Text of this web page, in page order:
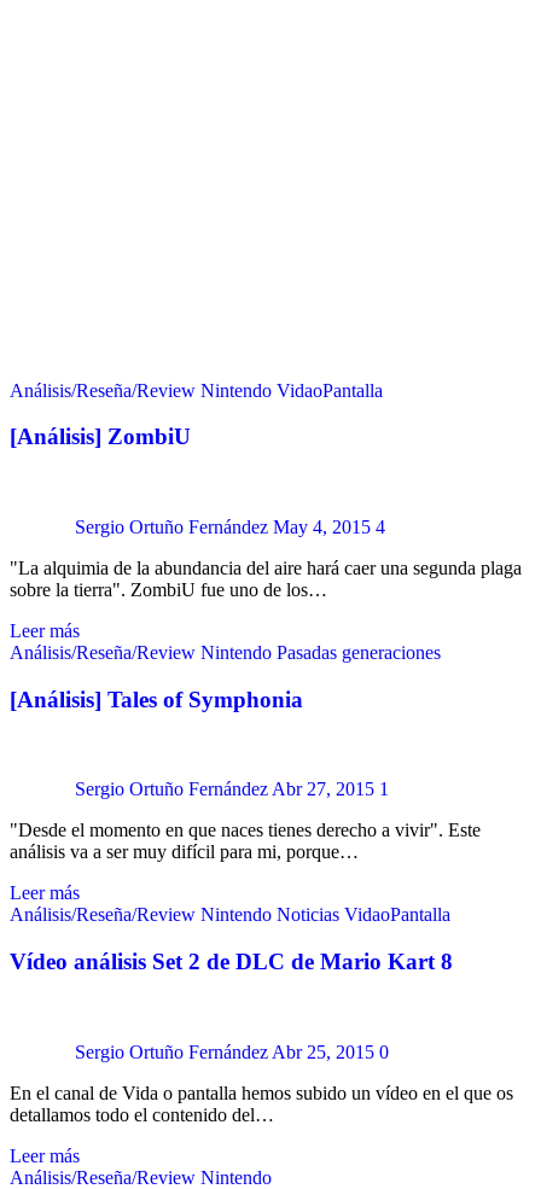
Análisis/Reseña/Review Nintendo VidaoPantalla
[Análisis] ZombiU
Sergio Ortuño Fernández May 4, 2015 4
"La alquimia de la abundancia del aire hará caer una segunda plaga
sobre la tierra". ZombiU fue uno de los…
Leer más
Análisis/Reseña/Review Nintendo Pasadas generaciones
[Análisis] Tales of Symphonia
Sergio Ortuño FernándezAbr 27, 2015 1
"Desde el momento en que naces tienes derecho a vivir". Este
análisis va a ser muy difícil para mi, porque…
Leer más
Análisis/Reseña/Review Nintendo Noticias VidaoPantalla
Vídeo análisis Set 2 de DLC de Mario Kart 8
Sergio Ortuño Fernández Abr 25, 2015 0
En el canal de Vida o pantalla hemos subido un vídeo en el que os
detallamos todo el contenido del…
Leer más
Análisis/Reseña/Review Nintendo